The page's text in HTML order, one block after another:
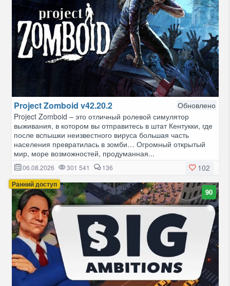
Project Zomboid v42.20.2
Обновлено
Project Zomboid – это отличный ролевой симулятор
выживания, в котором вы отправитесь в штат Кентукки, где
после вспышки неизвестного вируса большая часть
населения превратилась в зомби… Огромный открытый
мир, море возможностей, продуманная...
102
06.08.2026 301 541 136
Ранний доступ
90